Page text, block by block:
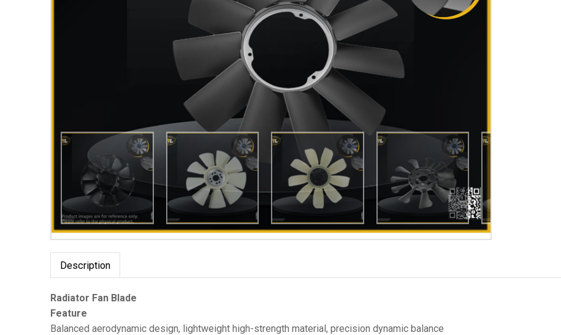
Description
Radiator Fan Blade
Feature
Balanced aerodynamic design, lightweight high-strength material, precision dynamic balance